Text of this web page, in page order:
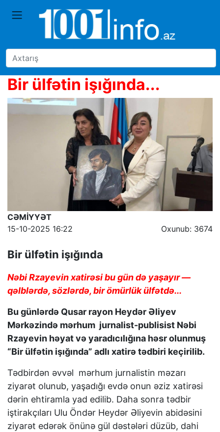
Bir ülfətin işığında...
CƏMİYYƏT
Oxunub: 3674
15-10-2025 16:22
Bir ülfətin işığında
Nəbi Rzayevin xatirəsi bu gün də yaşayır —
qəlblərdə, sözlərdə, bir ömürlük ülfətdə...
Bu günlərdə Qusar rayon Heydər Əliyev
Mərkəzində mərhum jurnalist-publisist Nəbi
Rzayevin həyat və yaradıcılığına həsr olunmuş
“Bir ülfətin işığında” adlı xatirə tədbiri keçirilib.
Tədbirdən əvvəl mərhum jurnalistin məzarı
ziyarət olunub, yaşadığı evdə onun əziz xatirəsi
dərin ehtiramla yad edilib. Daha sonra tədbir
iştirakçıları Ulu Öndər Heydər Əliyevin abidəsini
ziyarət edərək önünə gül dəstələri düzüb, dahi